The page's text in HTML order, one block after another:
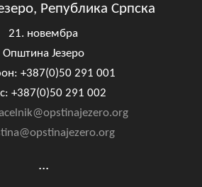
Република Српска
21. новембра
Општина Језеро
+387(0)50 291 001
+387(0)50 291 002
...